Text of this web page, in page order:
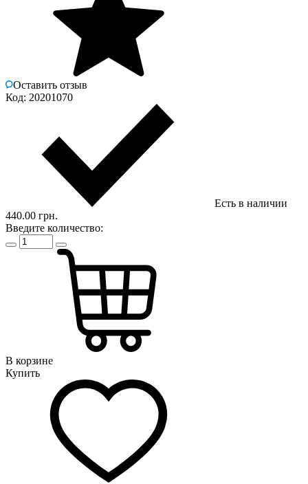
Оставить отзыв
Код: 20201070
Есть в наличии
440.00 грн.
Введите количество:
В корзине
Купить